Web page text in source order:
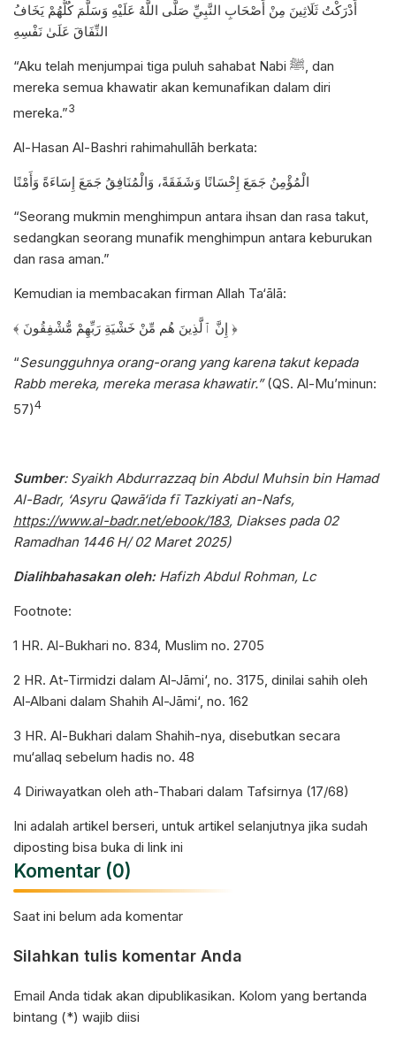
أَدْرَكْتُ ثَلَاثِينَ مِنْ أَصْحَابِ النَّبِيِّ صَلَّى اللَّهُ عَلَيْهِ وَسَلَّمَ كُلُّهُمْ يَخَافُ
النِّفَاقَ عَلَىٰ نَفْسِهِ
“Aku telah menjumpai tiga puluh sahabat Nabi ﷺ, dan
mereka semua khawatir akan kemunafikan dalam diri
mereka.”3
Al-Hasan Al-Bashri rahimahullāh berkata:
الْمُؤْمِنُ جَمَعَ إِحْسَانًا وَشَفَقَةً، وَالْمُنَافِقُ جَمَعَ إِسَاءَةً وَأَمْنًا
“Seorang mukmin menghimpun antara ihsan dan rasa takut,
sedangkan seorang munafik menghimpun antara keburukan
dan rasa aman.”
Kemudian ia membacakan firman Allah Ta‘ālā:
﴾ إِنَّ ٱلَّذِينَ هُم مِّنْ خَشْيَةِ رَبِّهِمْ مُّشْفِقُونَ ﴿
“Sesungguhnya orang-orang yang karena takut kepada
Rabb mereka, mereka merasa khawatir.”(QS. Al-Mu’minun:
57)4
Sumber: Syaikh Abdurrazzaq bin Abdul Muhsin bin Hamad
Al-Badr, ‘Asyru Qawā‘ida fī Tazkiyati an-Nafs,
https://www.al-badr.net/ebook/183, Diakses pada 02
Ramadhan 1446 H/ 02 Maret 2025)
Dialihbahasakan oleh:Hafizh Abdul Rohman, Lc
Footnote:
1 HR. Al-Bukhari no. 834, Muslim no. 2705
2 HR. At-Tirmidzi dalam Al-Jāmi‘, no. 3175, dinilai sahih oleh
Al-Albani dalam Shahih Al-Jāmi‘, no. 162
3 HR. Al-Bukhari dalam Shahih-nya, disebutkan secara
mu‘allaq sebelum hadis no. 48
4 Diriwayatkan oleh ath-Thabari dalam Tafsirnya (17/68)
Ini adalah artikel berseri, untuk artikel selanjutnya jika sudah
diposting bisa buka di link ini
Komentar (0)
Saat ini belum ada komentar
Silahkan tulis komentar Anda
Email Anda tidak akan dipublikasikan. Kolom yang bertanda
bintang (*) wajib diisi